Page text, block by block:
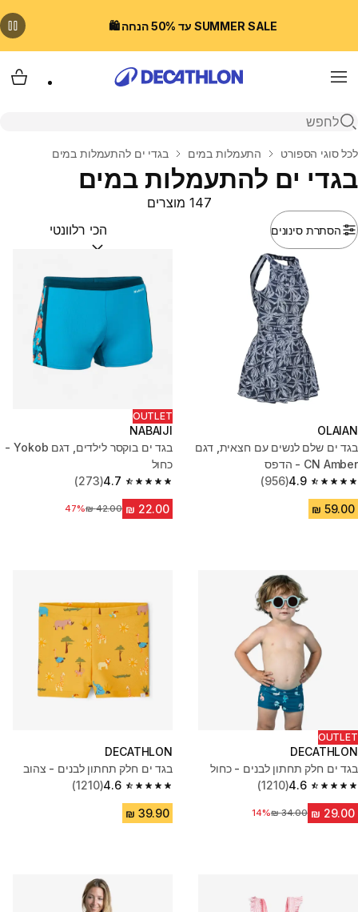
SUMMER SALE עד 50% הנחה 🛍️
Menu
פתיחת חיפוש
בית
לכל סוגי הספורט התעמלות במים בגדי ים להתעמלות במים
בגדי ים להתעמלות במים
הסתרת סינונים
147 מוצרים
מיין לפי:(optional)
OLAIAN
בגד ים שלם לנשים עם חצאית, דגם
CN Amber - הדפס
4.9
4.9 out of 5 stars from 956 reviews
(956)
OUTLET
NABAIJI
בגד ים בוקסר לילדים, דגם Yokob -
כחול
4.7
4.7 out of 5 stars from 273 reviews
(273)
מחיר לפני הנחה‏42.00 ₪
47%
OUTLET
DECATHLON
בגד ים חלק תחתון לבנים - כחול
4.6
4.6 out of 5 stars from 1210 reviews
(1210)
מחיר לפני הנחה‏34.00 ₪
14%
DECATHLON
בגד ים חלק תחתון לבנים - צהוב
4.6
4.6 out of 5 stars from 1210 reviews
(1210)